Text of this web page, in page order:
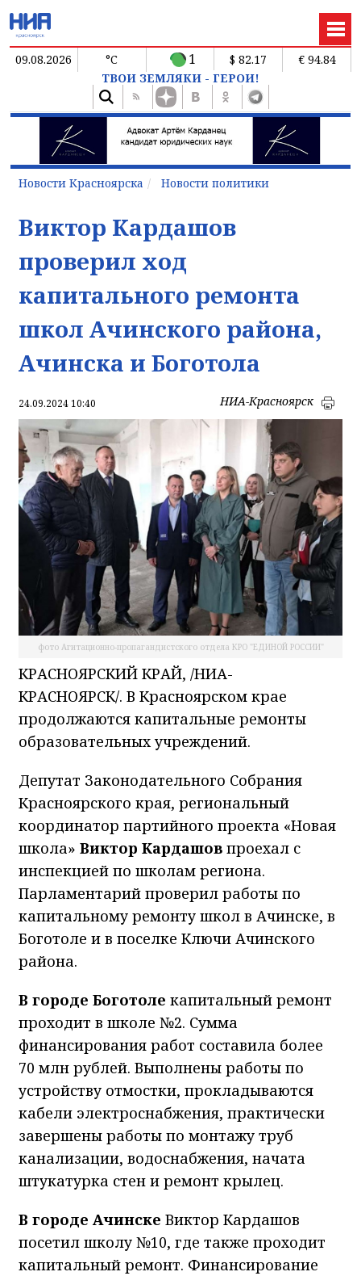
09.08.2026 °C 1 $ 82.17
€ 94.84
ТВОИ ЗЕМЛЯКИ - ГЕРОИ!
Новости Красноярска Новости политики
Виктор Кардашов
проверил ход
капитального ремонта
школ Ачинского района,
Ачинска и Боготола
24.09.2024 10:40 НИА-Красноярск
фото Агитационно-пропагандистского отдела КРО "ЕДИНОЙ РОССИИ"
КРАСНОЯРСКИЙ КРАЙ, /НИА-
КРАСНОЯРСК/. В Красноярском крае
продолжаются капитальные ремонты
образовательных учреждений.
Депутат Законодательного Собрания
Красноярского края, региональный
координатор партийного проекта «Новая
школа» Виктор Кардашов проехал с
инспекцией по школам региона.
Парламентарий проверил работы по
капитальному ремонту школ в Ачинске, в
Боготоле и в поселке Ключи Ачинского
района.
В городе Боготоле капитальный ремонт
проходит в школе №2. Сумма
финансирования работ составила более
70 млн рублей. Выполнены работы по
устройству отмостки, прокладываются
кабели электроснабжения, практически
завершены работы по монтажу труб
канализации, водоснабжения, начата
штукатурка стен и ремонт крылец.
В городе Ачинске Виктор Кардашов
посетил школу №10, где также проходит
капитальный ремонт. Финансирование